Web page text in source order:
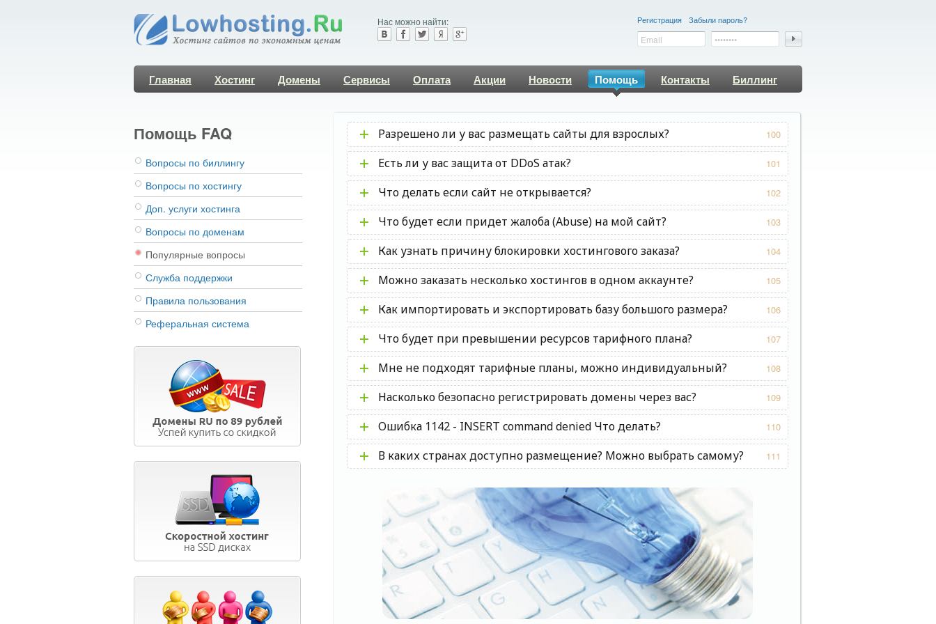
Нас можно найти: Регистрация Забыли пароль?
Главная Хостинг Домены Сервисы Оплата Акции Новости Помощь Контакты Биллинг
100
Разрешено ли у вас размещать сайты для взрослых?
101
Есть ли у вас защита от DDoS атак?
102
Что делать если сайт не открывается?
103
Что будет если придет жалоба (Abuse) на мой сайт?
104
Как узнать причину блокировки хостингового заказа?
105
Можно заказать несколько хостингов в одном аккаунте?
106
Как импортировать и экспортировать базу большого размера?
107
Что будет при превышении ресурсов тарифного плана?
108
Мне не подходят тарифные планы, можно индивидуальный?
109
Насколько безопасно регистрировать домены через вас?
110
Ошибка 1142 - INSERT command denied Что делать?
111
В каких странах доступно размещение? Можно выбрать самому?
Помощь FAQ
Вопросы по биллингу
Вопросы по хостингу
Доп. услуги хостинга
Вопросы по доменам
Популярные вопросы
Служба поддержки
Правила пользования
Реферальная система